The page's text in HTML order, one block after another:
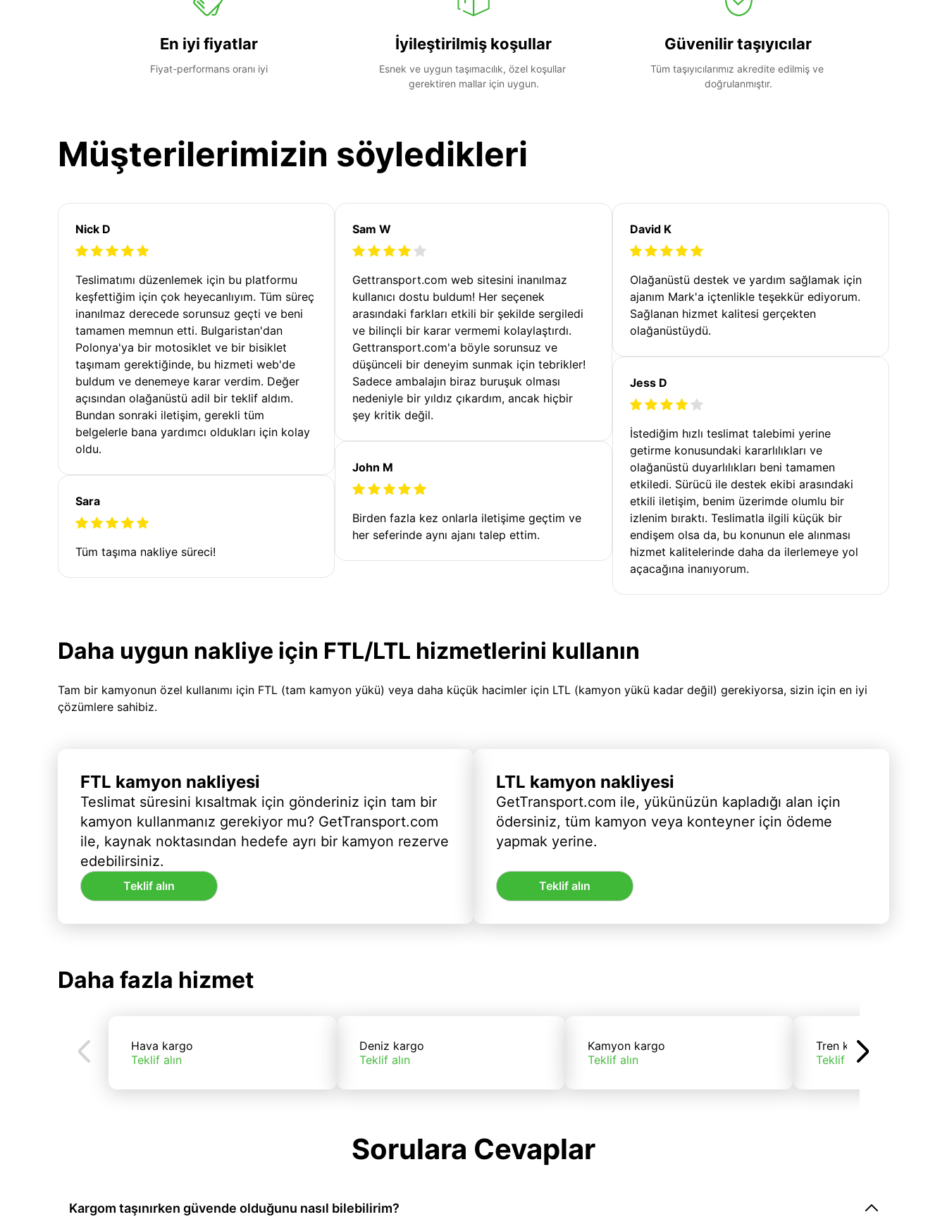
En iyi fiyatlar
Fiyat-performans oranı iyi
İyileştirilmiş koşullar
Esnek ve uygun taşımacılık, özel koşullar
gerektiren mallar için uygun.
Güvenilir taşıyıcılar
Tüm taşıyıcılarımız akredite edilmiş ve
doğrulanmıştır.
Müşterilerimizin söyledikleri
Nick D
Teslimatımı düzenlemek için bu platformu
keşfettiğim için çok heyecanlıyım. Tüm süreç
inanılmaz derecede sorunsuz geçti ve beni
tamamen memnun etti. Bulgaristan'dan
Polonya'ya bir motosiklet ve bir bisiklet
taşımam gerektiğinde, bu hizmeti web'de
buldum ve denemeye karar verdim. Değer
açısından olağanüstü adil bir teklif aldım.
Bundan sonraki iletişim, gerekli tüm
belgelerle bana yardımcı oldukları için kolay
oldu.
Sara
Tüm taşıma nakliye süreci!
Sam W
Gettransport.com web sitesini inanılmaz
kullanıcı dostu buldum! Her seçenek
arasındaki farkları etkili bir şekilde sergiledi
ve bilinçli bir karar vermemi kolaylaştırdı.
Gettransport.com'a böyle sorunsuz ve
düşünceli bir deneyim sunmak için tebrikler!
Sadece ambalajın biraz buruşuk olması
nedeniyle bir yıldız çıkardım, ancak hiçbir
şey kritik değil.
John M
Birden fazla kez onlarla iletişime geçtim ve
her seferinde aynı ajanı talep ettim.
David K
Olağanüstü destek ve yardım sağlamak için
ajanım Mark'a içtenlikle teşekkür ediyorum.
Sağlanan hizmet kalitesi gerçekten
olağanüstüydü.
Jess D
İstediğim hızlı teslimat talebimi yerine
getirme konusundaki kararlılıkları ve
olağanüstü duyarlılıkları beni tamamen
etkiledi. Sürücü ile destek ekibi arasındaki
etkili iletişim, benim üzerimde olumlu bir
izlenim bıraktı. Teslimatla ilgili küçük bir
endişem olsa da, bu konunun ele alınması
hizmet kalitelerinde daha da ilerlemeye yol
açacağına inanıyorum.
Daha uygun nakliye için FTL/LTL hizmetlerini kullanın
Tam bir kamyonun özel kullanımı için FTL (tam kamyon yükü) veya daha küçük hacimler için LTL (kamyon yükü kadar değil) gerekiyorsa, sizin için en iyi
çözümlere sahibiz.
FTL kamyon nakliyesi
Teslimat süresini kısaltmak için gönderiniz için tam bir
kamyon kullanmanız gerekiyor mu? GetTransport.com
ile, kaynak noktasından hedefe ayrı bir kamyon rezerve
edebilirsiniz.
Teklif alın
LTL kamyon nakliyesi
GetTransport.com ile, yükünüzün kapladığı alan için
ödersiniz, tüm kamyon veya konteyner için ödeme
yapmak yerine.
Teklif alın
Daha fazla hizmet
Hava kargo
Teklif alın
Deniz kargo
Teklif alın
Kamyon kargo
Teklif alın
Tren kargo
Teklif alın
Sorulara Cevaplar
Kargom taşınırken güvende olduğunu nasıl bilebilirim?